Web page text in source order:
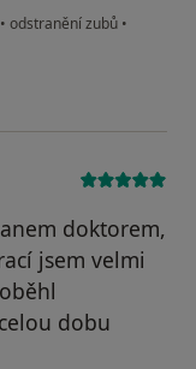
• odstranění zubů •
doktorem,
jsem velmi
dobu